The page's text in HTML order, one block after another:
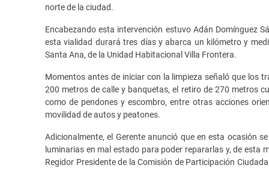
norte de la ciudad.
Encabezando esta intervención estuvo Adán Domínguez
esta vialidad durará tres días y abarca un kilómetro y
Santa Ana, de la Unidad Habitacional Villa Frontera.
Momentos antes de iniciar con la limpieza señaló que los
200 metros de calle y banquetas, el retiro de 270 metros
como de pendones y escombro, entre otras acciones
movilidad de autos y peatones.
Adicionalmente, el Gerente anunció que en esta ocasión
luminarias en mal estado para poder repararlas y, de esta
Regidor Presidente de la Comisión de Participación